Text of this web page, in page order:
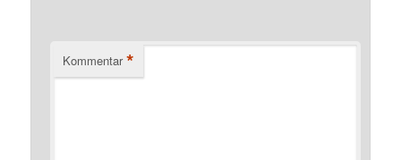
Kommentar *